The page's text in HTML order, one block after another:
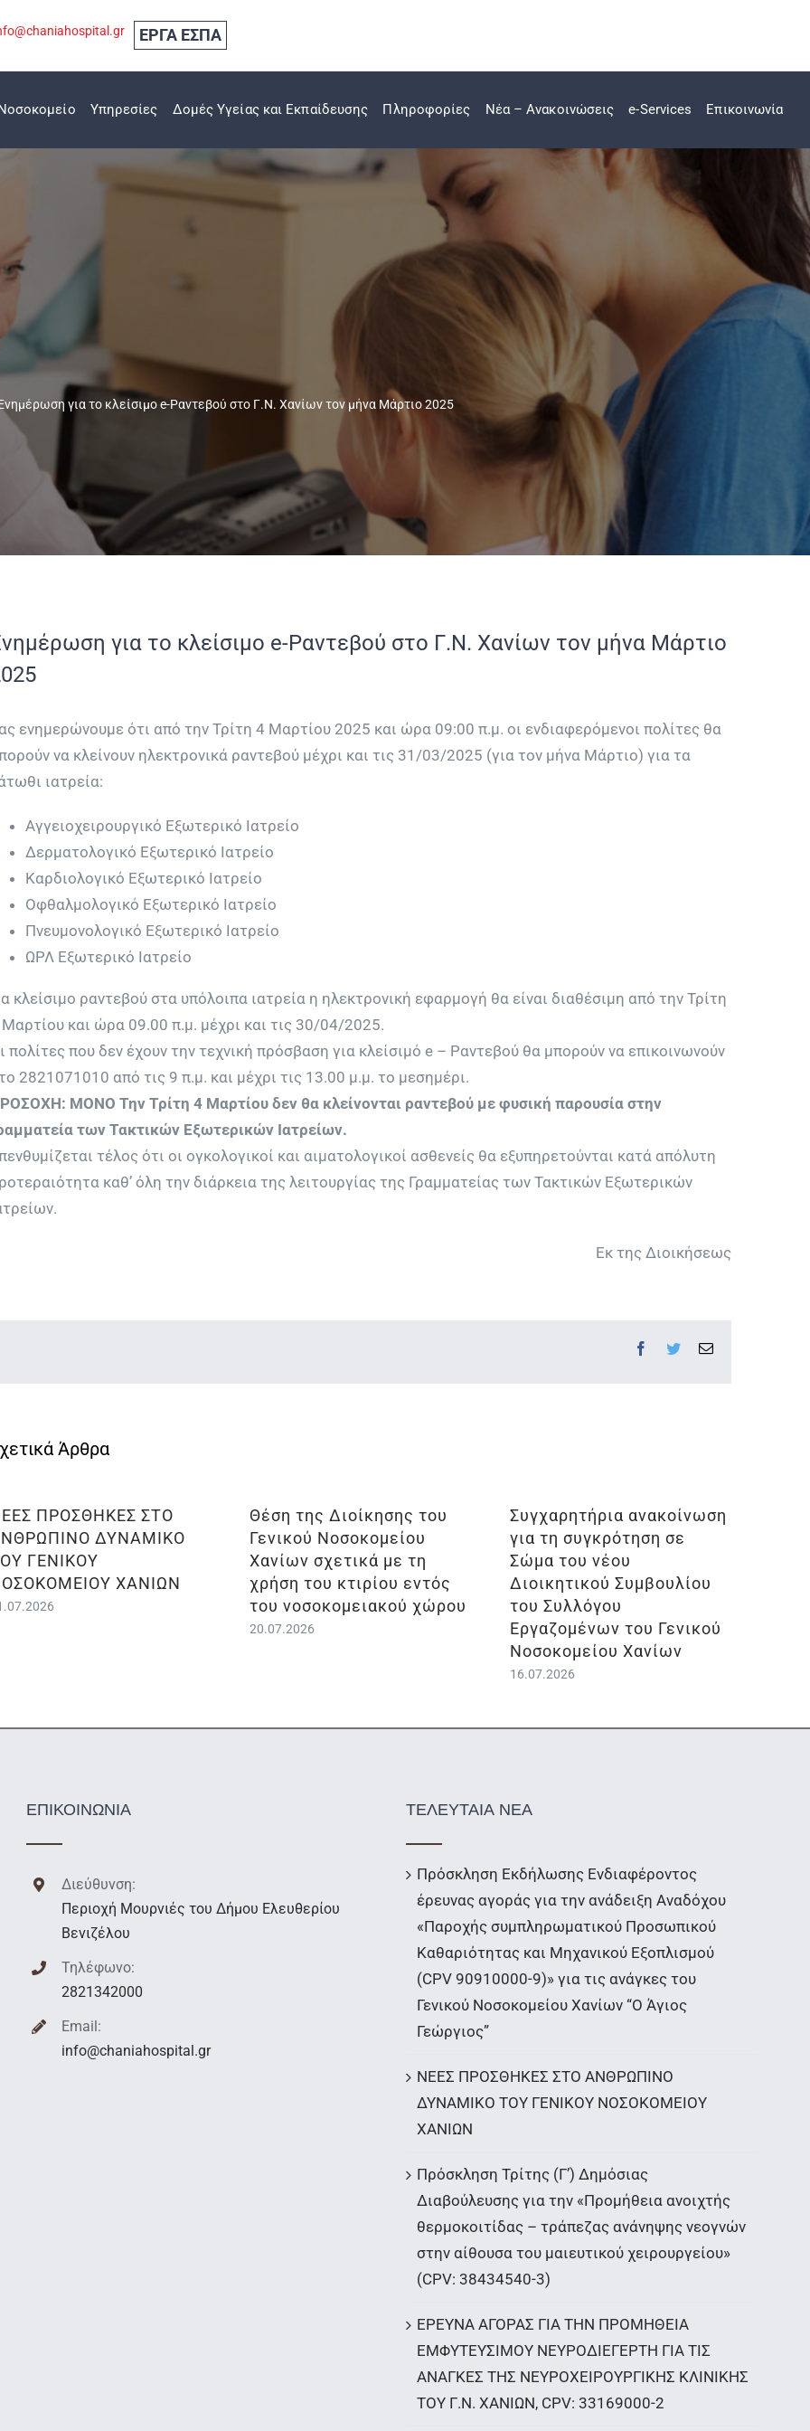
ΕΡΓΑ ΕΣΠΑ
Νοσοκομείο Υπηρεσίες Δομές Υγείας και Εκπαίδευσης Πληροφορίες Νέα – Ανακοινώσεις e-Services Επικοινωνία
για το κλείσιμο e-Ραντεβού στο Γ.Ν. Χανίων τον μήνα Μάρτιο 2025
για το κλείσιμο e-Ραντεβού στο Γ.Ν. Χανίων τον μήνα Μάρτιο
ενημερώνουμε ότι από την Τρίτη 4 Μαρτίου 2025 και ώρα 09:00 π.μ. οι ενδιαφερόμενοι πολίτες θα
να κλείνουν ηλεκτρονικά ραντεβού μέχρι και τις 31/03/2025 (για τον μήνα Μάρτιο) για τα
ιατρεία:
Αγγειοχειρουργικό Εξωτερικό Ιατρείο
Δερματολογικό Εξωτερικό Ιατρείο
Καρδιολογικό Εξωτερικό Ιατρείο
Οφθαλμολογικό Εξωτερικό Ιατρείο
Πνευμονολογικό Εξωτερικό Ιατρείο
ΩΡΛ Εξωτερικό Ιατρείο
κλείσιμο ραντεβού στα υπόλοιπα ιατρεία η ηλεκτρονική εφαρμογή θα είναι διαθέσιμη από την Τρίτη
και ώρα 09.00 π.μ. μέχρι και τις 30/04/2025.
πολίτες που δεν έχουν την τεχνική πρόσβαση για κλείσιμό e – Ραντεβού θα μπορούν να επικοινωνούν
2821071010 από τις 9 π.μ. και μέχρι τις 13.00 μ.μ. το μεσημέρι.
ΜΟΝΟ Την Τρίτη 4 Μαρτίου δεν θα κλείνονται ραντεβού με φυσική παρουσία στην
των Τακτικών Εξωτερικών Ιατρείων.
τέλος ότι οι ογκολογικοί και αιματολογικοί ασθενείς θα εξυπηρετούνται κατά απόλυτη
καθ’ όλη την διάρκεια της λειτουργίας της Γραμματείας των Τακτικών Εξωτερικών
Εκ της Διοικήσεως
Facebook
TwitterEmail
ΠΡΟΣΘΗΚΕΣ ΣΤΟ
ΔΥΝΑΜΙΚΟ
ΓΕΝΙΚΟΥ
ΧΑΝΙΩΝ
Θέση της Διοίκησης του
Γενικού Νοσοκομείου
Χανίων σχετικά με τη
χρήση του κτιρίου εντός
του νοσοκομειακού χώρου
20.07.2026
Συγχαρητήρια ανακοίνωση
για τη συγκρότηση σε
Σώμα του νέου
Διοικητικού Συμβουλίου
του Συλλόγου
Εργαζομένων του Γενικού
Νοσοκομείου Χανίων
16.07.2026
ΕΠΙΚΟΙΝΩΝΙΑ
Διεύθυνση:
Περιοχή Μουρνιές του Δήμου Ελευθερίου
Βενιζέλου
Τηλέφωνο:
2821342000
Email:
info@chaniahospital.gr
ΤΕΛΕΥΤΑΙΑ ΝΕΑ
Πρόσκληση Εκδήλωσης Ενδιαφέροντος
έρευνας αγοράς για την ανάδειξη Αναδόχου
«Παροχής συμπληρωματικού Προσωπικού
Καθαριότητας και Μηχανικού Εξοπλισμού
(CPV 90910000-9)» για τις ανάγκες του
Γενικού Νοσοκομείου Χανίων “Ο Άγιος
Γεώργιος”
ΝΕΕΣ ΠΡΟΣΘΗΚΕΣ ΣΤΟ ΑΝΘΡΩΠΙΝΟ
ΔΥΝΑΜΙΚΟ ΤΟΥ ΓΕΝΙΚΟΥ ΝΟΣΟΚΟΜΕΙΟΥ
ΧΑΝΙΩΝ
Πρόσκληση Τρίτης (Γ’) Δημόσιας
Διαβούλευσης για την «Προμήθεια ανοιχτής
θερμοκοιτίδας – τράπεζας ανάνηψης νεογνών
στην αίθουσα του μαιευτικού χειρουργείου»
(CPV: 38434540-3)
ΕΡΕΥΝΑ ΑΓΟΡΑΣ ΓΙΑ ΤΗΝ ΠΡΟΜΗΘΕΙΑ
ΕΜΦΥΤΕΥΣΙΜΟΥ ΝΕΥΡΟΔΙΕΓΕΡΤΗ ΓΙΑ ΤΙΣ
ΑΝΑΓΚΕΣ ΤΗΣ ΝΕΥΡΟΧΕΙΡΟΥΡΓΙΚΗΣ ΚΛΙΝΙΚΗΣ
ΤΟΥ Γ.Ν. ΧΑΝΙΩΝ, CPV: 33169000-2